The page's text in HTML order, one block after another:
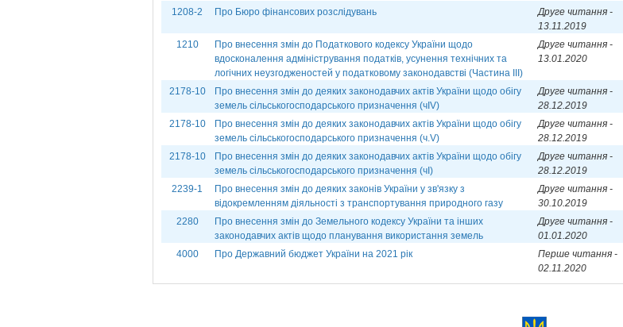
1208-2 Про Бюро фінансових розслідувань
Друге читання -
13.11.2019
1210
Про внесення змін до Податкового кодексу України щодо
вдосконалення адміністрування податків, усунення технічних та
логічних неузгодженостей у податковому законодавстві (Частина ІІІ)
Друге читання -
13.01.2020
2178-10
Про внесення змін до деяких законодавчих актів України щодо обігу
земель сільськогосподарського призначення (чІV)
Друге читання -
28.12.2019
2178-10
Про внесення змін до деяких законодавчих актів України щодо обігу
земель сільськогосподарського призначення (ч.V)
Друге читання -
28.12.2019
2178-10
Про внесення змін до деяких законодавчих актів України щодо обігу
земель сільськогосподарського призначення (чІ)
Друге читання -
28.12.2019
2239-1
Про внесення змін до деяких законів України у зв'язку з
відокремленням діяльності з транспортування природного газу
Друге читання -
30.10.2019
2280
Про внесення змін до Земельного кодексу України та інших
законодавчих актів щодо планування використання земель
Друге читання -
01.01.2020
4000 Про Державний бюджет України на 2021 рік
Перше читання -
02.11.2020